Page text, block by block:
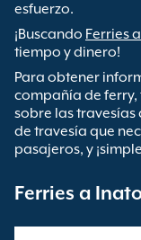
esfuerzo.
¡Buscando Ferries
tiempo y dinero!
Para obtener
compañía de
sobre las
de travesía que
pasajeros, y
Ferries a